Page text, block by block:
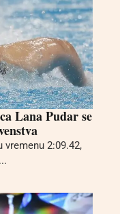
Lana Pudar se
2:09.42,